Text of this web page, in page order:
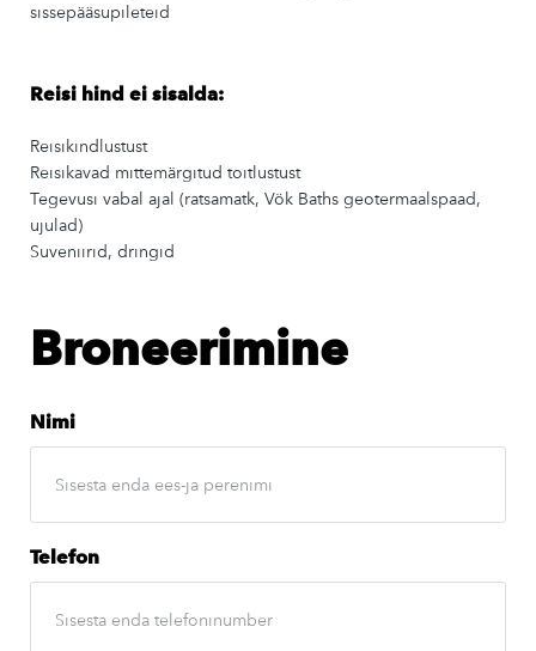
sissepääsupileteid
Reisi hind ei sisalda:
Reisikindlustust
Reisikavad mittemärgitud toitlustust
Tegevusi vabal ajal (ratsamatk, Vök Baths geotermaalspaad,
ujulad)
Suveniirid, dringid
Broneerimine
Nimi
Telefon